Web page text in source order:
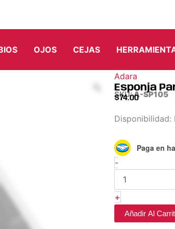
OJOS CEJAS
Adara
Esponja
SKU:A-SP105
$74.00
Disponibilidad:
Paga en
-
Esponja
Para
-
Adara
cantidad
+
Añadir Al